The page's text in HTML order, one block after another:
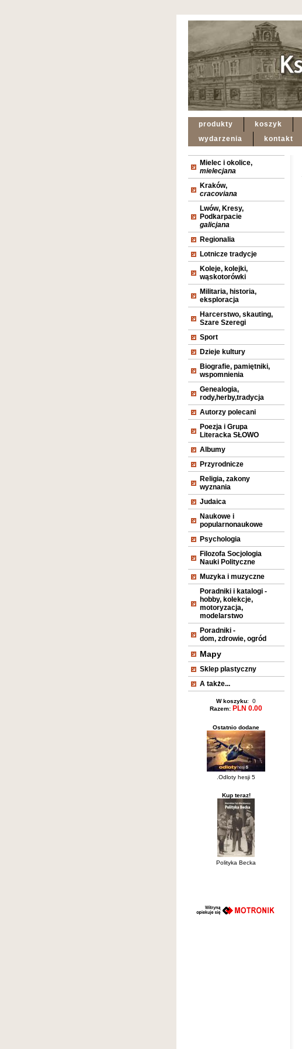
produkty koszyk
wydarzenia
kontakt
Mielec i okolice,
mielecjana
Kraków,
cracoviana
Lwów, Kresy,
Podkarpacie
galicjana
Regionalia
Lotnicze tradycje
Koleje, kolejki,
wąskotorówki
Militaria, historia,
eksploracja
Harcerstwo, skauting,
Szare Szeregi
Sport
Dzieje kultury
Biografie, pamiętniki,
wspomnienia
Genealogia,
rody,herby,tradycja
Autorzy polecani
Poezja i Grupa
Literacka SŁOWO
Albumy
Przyrodnicze
Religia, zakony
wyznania
Judaica
Naukowe i
popularnonaukowe
Psychologia
Filozofa Socjologia
Nauki Polityczne
Muzyka i muzyczne
Poradniki i katalogi -
hobby, kolekcje,
motoryzacja,
modelarstwo
Poradniki -
dom, zdrowie, ogród
Mapy
Sklep plastyczny
A także...
W koszyku: 0
Razem: PLN 0.00
Ostatnio dodane
.Odloty hesji 5
Kup teraz!
Polityka Becka